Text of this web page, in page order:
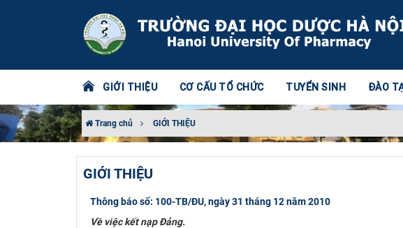
GIỚI THIỆU CƠ CẤU TỔ CHỨC TUYỂN SINH ĐÀO
Trang chủ GIỚI THIỆU
GIỚI THIỆU
Thông báo số: 100-TB/ĐU, ngày 31 tháng 12 năm 2010
Về việc kết nạp Đảng.